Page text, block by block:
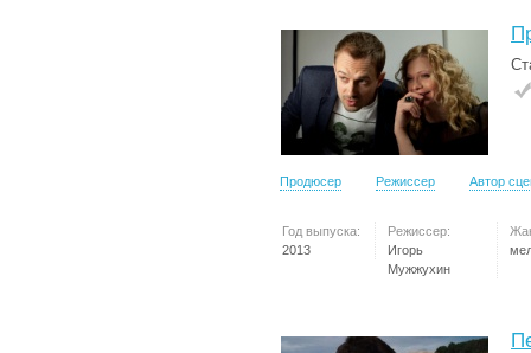
Продюсер Режиссер Автор
Год выпуска:
2013
Режиссер:
Игорь
Мужжухин